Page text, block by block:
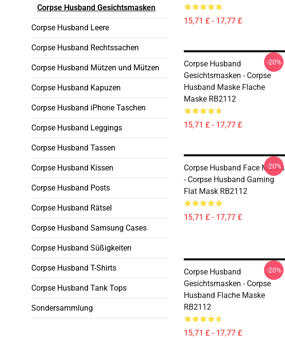
Corpse Husband Gesichtsmasken
Corpse Husband Leere
Corpse Husband Rechtssachen
Corpse Husband Mützen und Mützen
Corpse Husband Kapuzen
Corpse Husband iPhone Taschen
Corpse Husband Leggings
Corpse Husband Tassen
Corpse Husband Kissen
Corpse Husband Posts
Corpse Husband Rätsel
Corpse Husband Samsung Cases
Corpse Husband Süßigkeiten
Corpse Husband T-Shirts
Corpse Husband Tank Tops
Sondersammlung
15,71 £ - 17,77 £
Corpse Husband
Gesichtsmasken - Corpse
Husband Maske Flache
Maske RB2112
15,71 £ - 17,77 £
-20%
Corpse Husband Face Masks
- Corpse Husband Gaming
Flat Mask RB2112
15,71 £ - 17,77 £
-20%
Corpse Husband
Gesichtsmasken - Corpse
Husband Flache Maske
RB2112
15,71 £ - 17,77 £
-20%